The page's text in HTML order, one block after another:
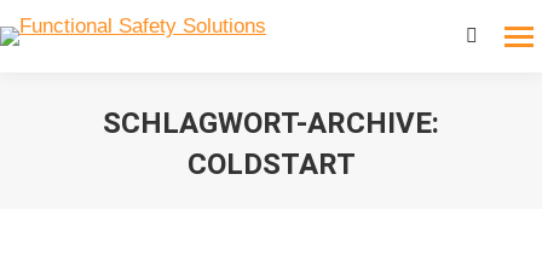
Search:
SCHLAGWORT-ARCHIVE:
COLDSTART